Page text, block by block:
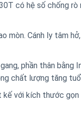
có hệ số chống
mòn. Cánh ly tâm
phần thân
chất lượng tăng
với kích thước